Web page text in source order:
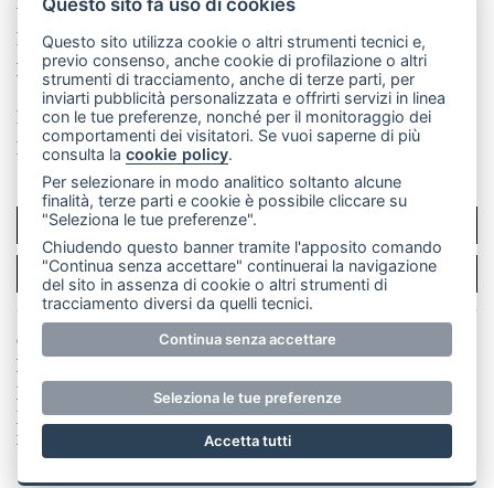
La redazione
MerateOnline CasateOnline
RSS
Made by VIP
Privacy policy
Cookie policy
Rivedi le tue scelte sui cookie
SCRIVICI
PER LA TUA PUBBLICITÀ
© Copyright Merateonline S.r.l. - Tutti i diritti riservati.
E' proibita la riproduzione e pubblicazione anche
parziale di testi, articoli e immagini senza la
preventiva autorizzazione scritta dell'editore. RI Lecco
numero Rea LC 291.277 - Capitale sociale 10.329,14 €
Questo sito utilizza cookie o altri strumenti tecnici e,
previo consenso, anche cookie di profilazione o altri
strumenti di tracciamento, anche di terze parti, per
inviarti pubblicità personalizzata e offrirti servizi in linea
con le tue preferenze, nonché per il monitoraggio dei
comportamenti dei visitatori. Se vuoi saperne di più
consulta lacookie policy.
Per selezionare in modo analitico soltanto alcune
finalità, terze parti e cookie è possibile cliccare su
"Seleziona le tue preferenze".
Chiudendo questo banner tramite l'apposito comando
"Continua senza accettare" continuerai la navigazione
del sito in assenza di cookie o altri strumenti di
tracciamento diversi da quelli tecnici.
Continua senza accettare
Seleziona le tue preferenze
Accetta tutti